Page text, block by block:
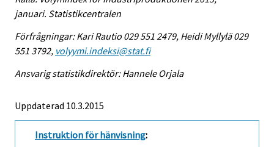
januari. Statistikcentralen
Förfrågningar: Kari Rautio 029 551 2479, Heidi Myllylä 029
551 3792, volyymi.indeksi@stat.fi
Ansvarig statistikdirektör: Hannele Orjala
Uppdaterad 10.3.2015
Instruktion för hänvisning: